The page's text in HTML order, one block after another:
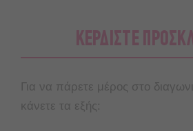
ΚΕΡΔΙΣΤΕ
Για να πάρετε μέρος στο
κάνετε τα εξής: